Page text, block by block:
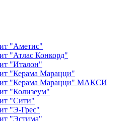
"Аметис"
"Атлас Конкорд"
"Италон"
"Керама Марацци"
"Керама Марацци" МАКСИ
"Колизеум"
"Сити"
"Э-Грес"
"Эстима"